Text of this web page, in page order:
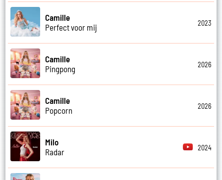
Camille
Perfect voor mij
2023
Camille
Pingpong
2026
Camille
Popcorn
2026
Milo
Radar
2024